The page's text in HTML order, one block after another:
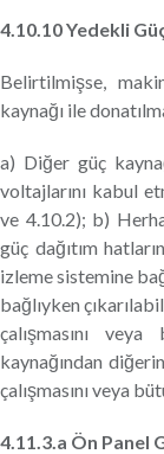
4.10.10 Yedekli
Belirtilmişse,
kaynağı ile
a) Diğer güç
voltajlarını kabul
ve 4.10.2); b)
güç dağıtım
izleme sistemine
bağlıyken
çalışmasını
kaynağından
çalışmasını veya
4.11.3.a Ön Panel